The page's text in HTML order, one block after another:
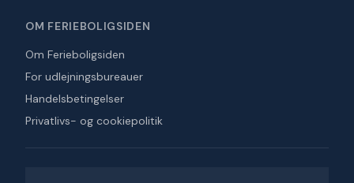
OM FERIEBOLIGSIDEN
Om Ferieboligsiden
For udlejningsbureauer
Handelsbetingelser
Privatlivs- og cookiepolitik